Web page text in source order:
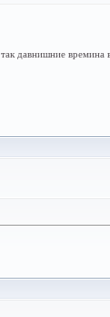
давнишние